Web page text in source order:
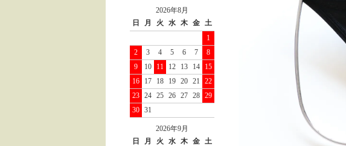
2026年8月
日
月 火 水 木 金
土
1
2
3 4 5 6 7
8
9
10 11 12 13 14
15
16
17 18 19 20 21
22
23
24 25 26 27 28
29
30
31
2026年9月
日
月 火 水 木 金
土